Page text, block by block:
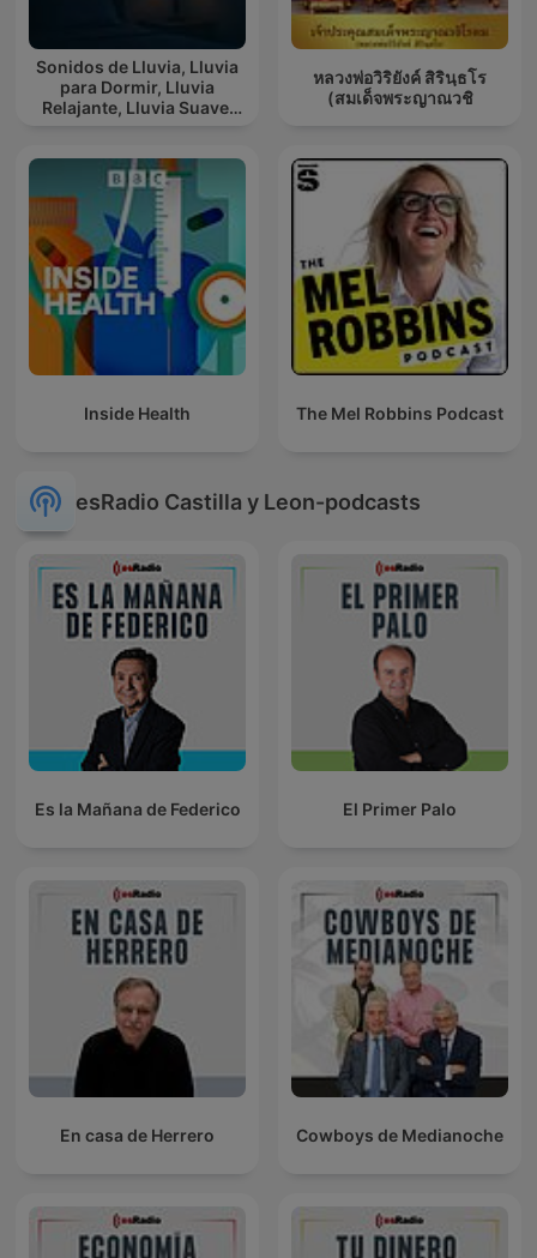
Sonidos de Lluvia, Lluvia
para Dormir, Lluvia
Relajante, Lluvia Suave,
หลวงพ่อวิริยังค์ สิรินฺธโร
(สมเด็จพระญาณวชิ
Inside Health The Mel Robbins Podcast
esRadio Castilla y Leon-podcasts
Es la Mañana de Federico El Primer Palo
En casa de Herrero Cowboys de Medianoche